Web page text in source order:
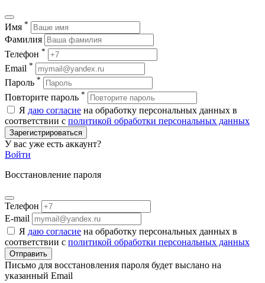
Имя *
Фамилия
Телефон *
Email *
Пароль *
Повторите пароль *
Я даю согласие на обработку персональных данных в
соответствии с политикой обработки персональных данных
Зарегистрироваться
У вас уже есть аккаунт?
Войти
Восстановление пароля
Телефон
E-mail
Я даю согласие на обработку персональных данных в
соответствии с политикой обработки персональных данных
Отправить
Письмо для восстановления пароля будет выслано на
указанный Email